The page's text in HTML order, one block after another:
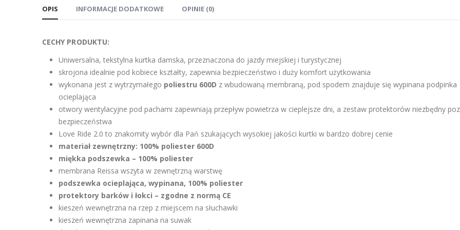
OPIS INFORMACJE DODATKOWE OPINIE (0)
CECHY PRODUKTU:
Uniwersalna, tekstylna kurtka damska, przeznaczona do jazdy miejskiej i turystycznej
skrojona idealnie pod kobiece kształty, zapewnia bezpieczeństwo i duży komfort użytkowania
wykonana jest z wytrzymałego poliestru 600D z wbudowaną membraną, pod spodem znajduje się wypinana podpinka
ocieplająca
otwory wentylacyjne pod pachami zapewniają przepływ powietrza w cieplejsze dni, a zestaw protektorów niezbędny
bezpieczeństwa
Love Ride 2.0 to znakomity wybór dla Pań szukających wysokiej jakości kurtki w bardzo dobrej cenie
materiał zewnętrzny: 100% poliester 600D
miękka podszewka – 100% poliester
membrana Reissa wszyta w zewnętrzną warstwę
podszewka ocieplająca, wypinana, 100% poliester
protektory barków i łokci – zgodne z normą CE
kieszeń wewnętrzna na rzep z miejscem na słuchawki
kieszeń wewnętrzna zapinana na suwak